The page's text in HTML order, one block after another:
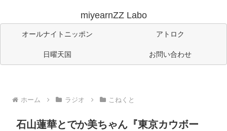
miyearnZZ Labo
オールナイトニッポン アトロク
日曜天国 お問い合わせ
ホーム ラジオ こねくと
石山蓮華とでか美ちゃん『東京カウボー